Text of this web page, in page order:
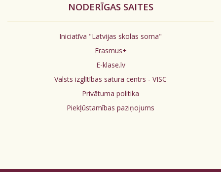
NODERĪGAS SAITES
Iniciatīva "Latvijas skolas soma"
Erasmus+
E-klase.lv
Valsts izglītības satura centrs - VISC
Privātuma politika
Piekļūstamības paziņojums